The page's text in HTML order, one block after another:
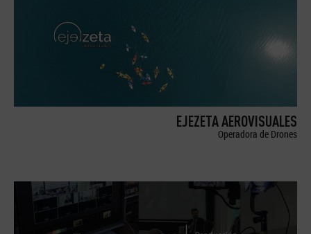
EJEZETA AEROVISUALES
Operadora de Drones